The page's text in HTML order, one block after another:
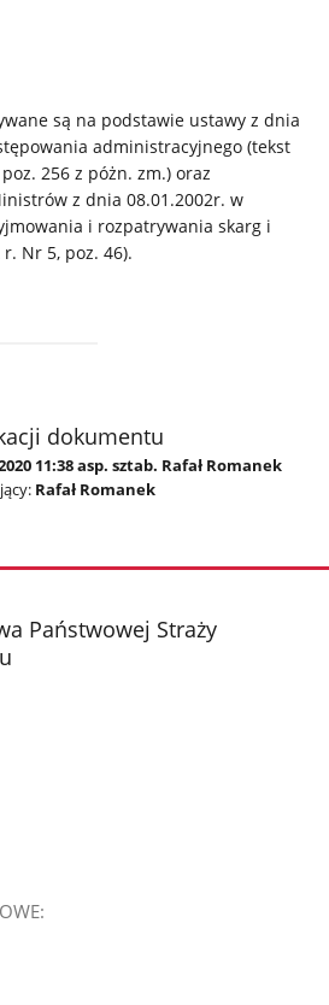
są na podstawie ustawy z dnia
administracyjnego (tekst
256 z póżn. zm.) oraz
z dnia 08.01.2002r. w
i rozpatrywania skarg i
Nr 5, poz. 46).
dokumentu
11:38 asp. sztab. Rafał Romanek
Rafał Romanek
Państwowej Straży